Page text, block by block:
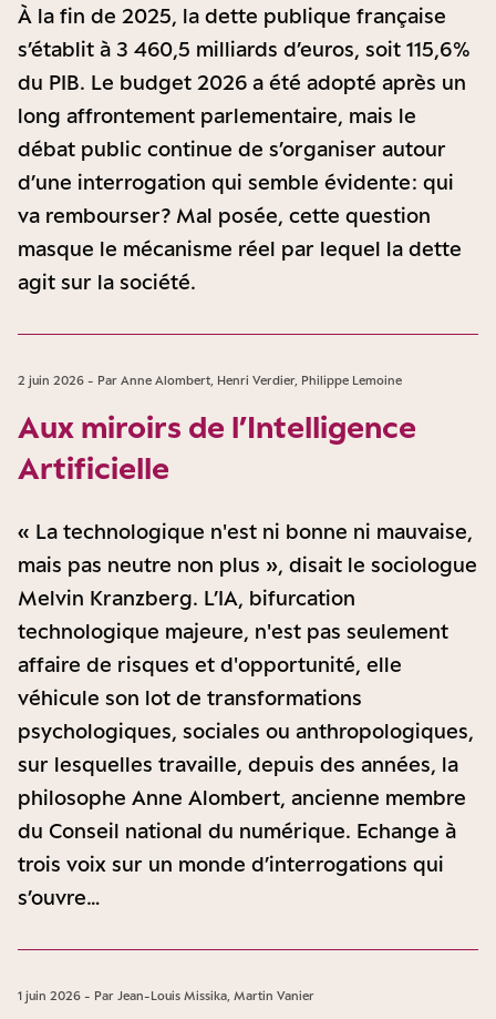
À la fin de 2025, la dette publique française
s’établit à 3 460,5 milliards d’euros, soit 115,6 %
du PIB. Le budget 2026 a été adopté après un
long affrontement parlementaire, mais le
débat public continue de s’organiser autour
d’une interrogation qui semble évidente : qui
va rembourser ? Mal posée, cette question
masque le mécanisme réel par lequel la dette
agit sur la société.
2 juin 2026 - Par Anne Alombert, Henri Verdier, Philippe Lemoine
Aux miroirs de l’Intelligence
Artificielle
« La technologique n'est ni bonne ni mauvaise,
mais pas neutre non plus », disait le sociologue
Melvin Kranzberg. L’IA, bifurcation
technologique majeure, n'est pas seulement
affaire de risques et d'opportunité, elle
véhicule son lot de transformations
psychologiques, sociales ou anthropologiques,
sur lesquelles travaille, depuis des années, la
philosophe Anne Alombert, ancienne membre
du Conseil national du numérique. Echange à
trois voix sur un monde d’interrogations qui
s’ouvre…
1 juin 2026 - Par Jean-Louis Missika, Martin Vanier